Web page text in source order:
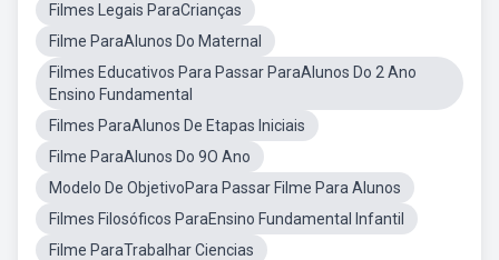
Filmes Legais ParaCrianças
Filme ParaAlunos Do Maternal
Filmes Educativos Para Passar ParaAlunos Do 2 Ano
Ensino Fundamental
Filmes ParaAlunos De Etapas Iniciais
Filme ParaAlunos Do 9O Ano
Modelo De ObjetivoPara Passar Filme Para Alunos
Filmes Filosóficos ParaEnsino Fundamental Infantil
Filme ParaTrabalhar Ciencias